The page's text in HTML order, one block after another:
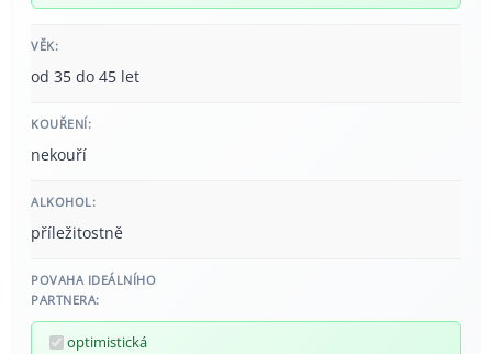
VĚK:
od 35 do 45 let
KOUŘENÍ:
nekouří
ALKOHOL:
příležitostně
POVAHA IDEÁLNÍHO
PARTNERA:
optimistická